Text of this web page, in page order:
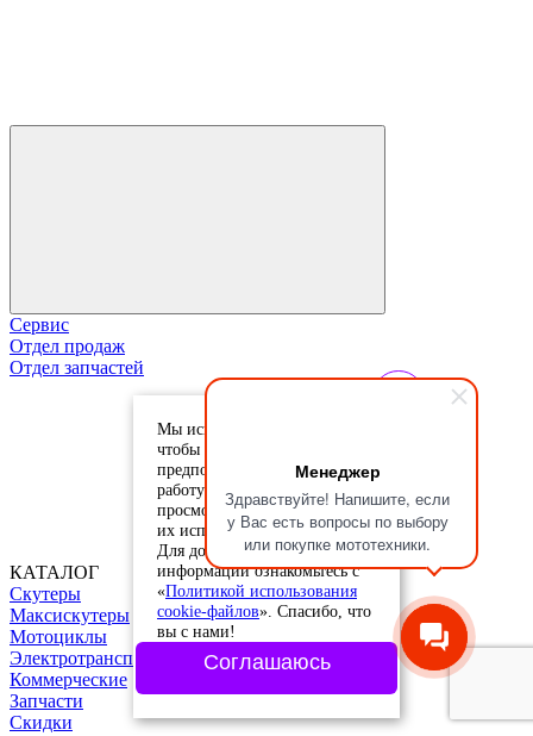
Менеджер
Здравствуйте! Напишите, если
у Вас есть вопросы по выбору
или покупке мототехники.
Сервис
Отдел продаж
Отдел запчастей
КАТАЛОГ
Скутеры
Максискутеры
Мотоциклы
Электротранспорт
Коммерческие
Запчасти
Скидки
Мы используем cookie-файлы,
чтобы учесть ваши
предпочтения и улучшить
работу сайта. Продолжая
просмотр, вы соглашаетесь с
их использованием.
Для дополнительной
информации ознакомьтесь с
«Политикой использования
cookie-файлов». Спасибо, что
вы с нами!
Соглашаюсь